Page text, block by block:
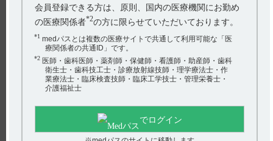
【ワソラン】 効能又は効果について教えてください。
【ハイコバール】 一包化に関する情報はありますか？
【レケンビ】 国際共同第III相プラセボ対照比較試験
（301試験Core Study）でAD症状改善薬を併用され...
【レケンビ】 血漿蛋白結合率について教えてください。
アンケート:ご意見をお聞かせください
送信する
会員登録できる方は、原則、国内の医療機関にお勤め
の医療関係者*2の方に限らせていただいております。
*1 medパスとは複数の医療サイトで共通して利用可能な「医
療関係者の共通ID」です。
*2 医師・歯科医師・薬剤師・保健師・看護師・助産師・歯科
衛生士・歯科技工士・診療放射線技師・理学療法士・作
業療法士・臨床検査技師・臨床工学技士・管理栄養士・
介護福祉士
でログイン